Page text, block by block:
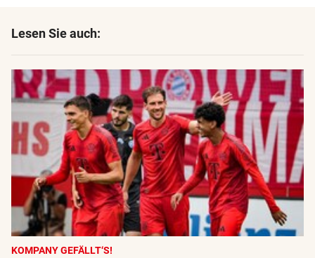
Lesen Sie auch:
KOMPANY GEFÄLLT‘S!